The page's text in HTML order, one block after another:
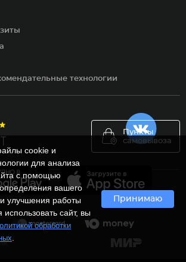
Пункты
самовывоза
технологии
cookie и
для анализа
с помощью
вашего
улучшения работы
сайт, вы
обработки
Принимаю